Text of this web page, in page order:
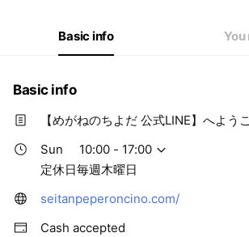
10:00 - 17:00
定休日毎週木曜日
Basic info
Basic info
【めがねのちよだ 公式LINE】へようこ
Sun
10:00 - 17:00
定休日毎週木曜日
seitanpeperoncino.com/
Cash accepted